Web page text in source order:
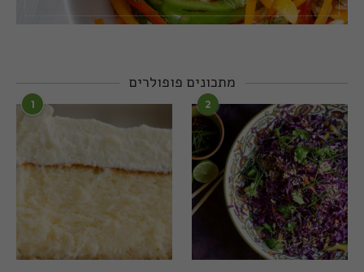
מתכונים פופולרים
1 2